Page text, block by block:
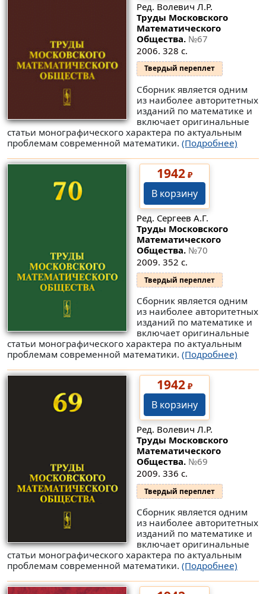
Ред. Волевич Л.Р.
Труды Московского
Математического
Общества. №67
2006. 328 с.
Твердый переплет
Сборник является одним
из наиболее авторитетных
изданий по математике и
включает оригинальные
статьи монографического характера по актуальным
проблемам современной математики. (Подробнее)
1942₽
В корзину
Ред. Сергеев А.Г.
Труды Московского
Математического
Общества. №70
2009. 352 с.
Твердый переплет
Сборник является одним
из наиболее авторитетных
изданий по математике и
включает оригинальные
статьи монографического характера по актуальным
проблемам современной математики. (Подробнее)
1942₽
В корзину
Ред. Волевич Л.Р.
Труды Московского
Математического
Общества. №69
2009. 336 с.
Твердый переплет
Сборник является одним
из наиболее авторитетных
изданий по математике и
включает оригинальные
статьи монографического характера по актуальным
проблемам современной математики. (Подробнее)